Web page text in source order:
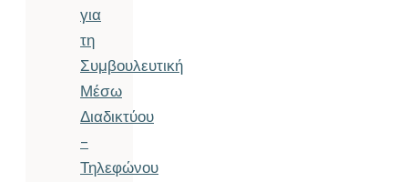
για
τη
Συμβουλευτική
Μέσω
Διαδικτύου
–
Τηλεφώνου